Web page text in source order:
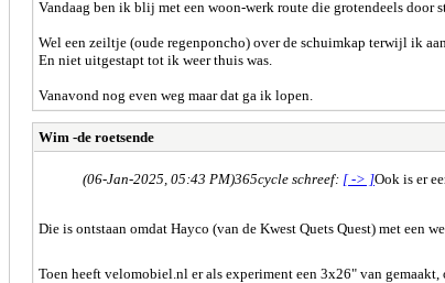
Vandaag ben ik blij met een woon-werk route die grotendeels door
Wel een zeiltje (oude regenponcho) over de schuimkap terwijl ik
En niet uitgestapt tot ik weer thuis was.
Vanavond nog even weg maar dat ga ik lopen.
Wim -de roetsende
(06-Jan-2025, 05:43 PM)365cycle schreef: [ -> ]Ook is er
Die is ontstaan omdat Hayco (van de Kwest Quets Quest) met een
Toen heeft velomobiel.nl er als experiment een 3x26" van gemaakt,